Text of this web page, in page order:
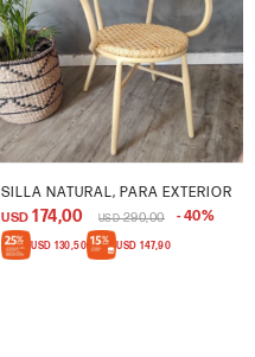
SILLA NATURAL, PARA EXTERIOR
USD 174,00 USD 290,00 40
USD 130,50 USD 147,90